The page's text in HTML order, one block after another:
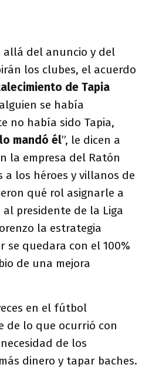
allá del anuncio y del
los clubes, el acuerdo
de Tapia
se había
no había sido Tapia,
mandó él”, le dicen a
la empresa del Ratón
a los héroes y villanos de
qué rol asignarle a
presidente de la Liga
la estrategia
quedara con el 100%
de una mejora
en el fútbol
de lo que ocurrió con
de los
dinero y tapar baches.